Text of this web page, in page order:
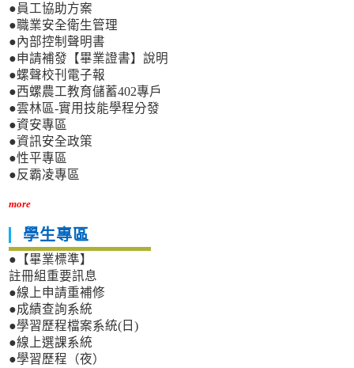
●員工協助方案
●職業安全衛生管理
●內部控制聲明書
●申請補發【畢業證書】說明
●螺聲校刊電子報
●西螺農工教育儲蓄402專戶
●雲林區-實用技能學程分發
●資安專區
●資訊安全政策
●性平專區
●反霸凌專區
more
學生專區
●【畢業標準】
註冊組重要訊息
●線上申請重補修
●成績查詢系統
●學習歷程檔案系統(日)
●線上選課系統
●學習歷程（夜）